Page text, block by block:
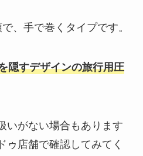
、手で巻くタイプです。
隠すデザインの旅行用圧
いがない場合もあります
ゥ店舗で確認してみてく